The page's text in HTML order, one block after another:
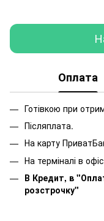
Оплата
Готівкою при
Післяплата.
На карту
На терміналі в
В Кредит, в
розстрочку"